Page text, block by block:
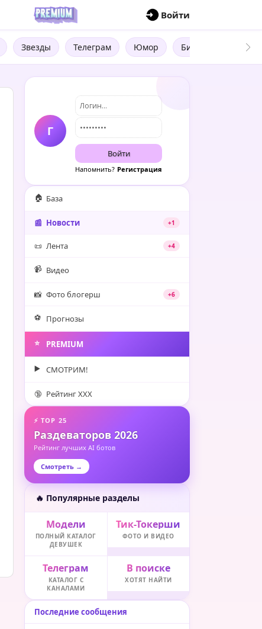
Войти
Звезды Телеграм Юмор Бизнес
Г
Войти
Напомнить? Регистрация
🏠 База
📰 Новости +1
📜 Лента +4
📹 Видео
📸 Фото блогерш +6
⚽️ Прогнозы
⭐️ PREMIUM
▶️ СМОТРИМ!
🔞 Рейтинг XXX
⚡ TOP 25
Раздеваторов 2026
Рейтинг лучших AI ботов
Смотреть →
🔥 Популярные разделы
Модели
ПОЛНЫЙ КАТАЛОГ
ДЕВУШЕК
Тик-Токерши
ФОТО И ВИДЕО
Телеграм
КАТАЛОГ С
КАНАЛАМИ
В поиске
ХОТЯТ НАЙТИ
Последние сообщения